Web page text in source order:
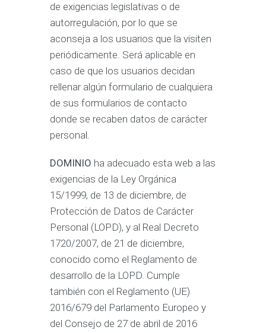
de exigencias legislativas o de
autorregulación, por lo que se
aconseja a los usuarios que la visiten
periódicamente. Será aplicable en
caso de que los usuarios decidan
rellenar algún formulario de cualquiera
de sus formularios de contacto
donde se recaben datos de carácter
personal.
DOMINIO ha adecuado esta web a las
exigencias de la Ley Orgánica
15/1999, de 13 de diciembre, de
Protección de Datos de Carácter
Personal (LOPD), y al Real Decreto
1720/2007, de 21 de diciembre,
conocido como el Reglamento de
desarrollo de la LOPD. Cumple
también con el Reglamento (UE)
2016/679 del Parlamento Europeo y
del Consejo de 27 de abril de 2016